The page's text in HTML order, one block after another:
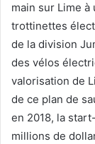
main sur Lime
trottinettes
de la division
des vélos
valorisation de
de ce plan de
en 2018, la
millions de